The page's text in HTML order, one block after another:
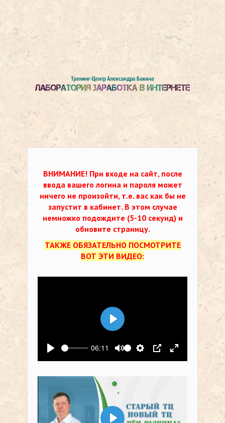
ВНИМАНИЕ! При входе на сайт, после
ввода вашего логина и пароля может
ничего не произойти, т.е. вас как бы не
запустит в кабинет. В этом случае
немножко подождите (5-10 секунд) и
обновите страницу.
ТАКЖЕ ОБЯЗАТЕЛЬНО ПОСМОТРИТЕ
ВОТ ЭТИ ВИДЕО:
Воспроизвести
06:11
Выключить звук
Настройки
PIP На весь
Воспроизвести